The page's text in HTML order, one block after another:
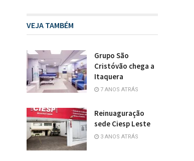
VEJA TAMBÉM
Grupo São
Cristóvão chega a
Itaquera
7 ANOS ATRÁS
Reinuaguração
sede Ciesp Leste
3 ANOS ATRÁS